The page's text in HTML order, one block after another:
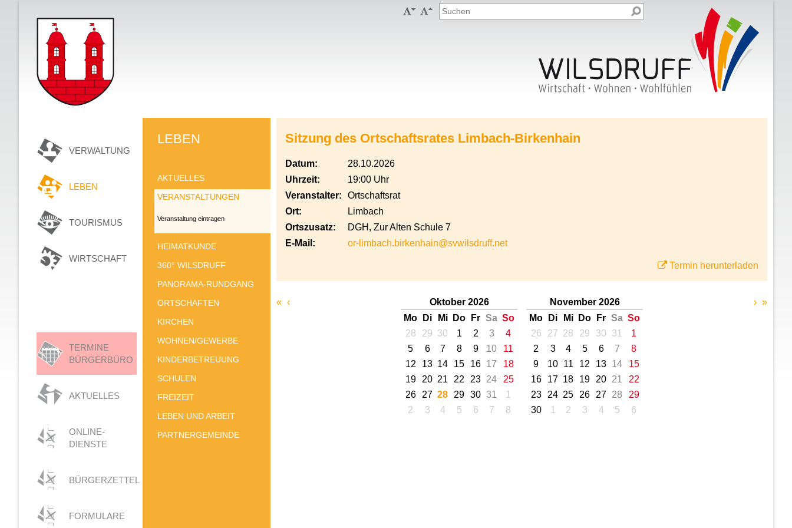
 
VERWALTUNG
LEBEN
TOURISMUS
WIRTSCHAFT
TERMINE
BÜRGERBÜRO
AKTUELLES
ONLINE-
DIENSTE
BÜRGERZETTEL
FORMULARE
LEBEN
AKTUELLES
VERANSTALTUNGEN
Veranstaltung eintragen
HEIMATKUNDE
360° WILSDRUFF
PANORAMA-RUNDGANG
ORTSCHAFTEN
KIRCHEN
WOHNEN/GEWERBE
KINDERBETREUUNG
SCHULEN
FREIZEIT
LEBEN UND ARBEIT
PARTNERGEMEINDE
Sitzung des Ortschaftsrates Limbach-Birkenhain
Datum:
28.10.2026
Uhrzeit:
19:00 Uhr
Veranstalter:
Ortschaftsrat
Ort:
Limbach
Ortszusatz:
DGH, Zur Alten Schule 7
E-Mail:
or-limbach.birkenhain@svwilsdruff.net
Termin herunterladen
« ‹
Oktober 2026
Mo
Di Mi Do Fr Sa So
28
29 30 1 2 3
4
5
6 7 8 9 10
11
12
13 14 15 16 17
18
19
20 21 22 23 24
25
26
27 28 29 30 31
1
2
3 4 5 6 7 8
November 2026
Mo
Di Mi Do Fr Sa So
26
27 28 29 30 31
1
2
3 4 5 6 7
8
9
10 11 12 13 14
15
16
17 18 19 20 21
22
23
24 25 26 27 28
29
30
1 2 3 4 5 6
› »